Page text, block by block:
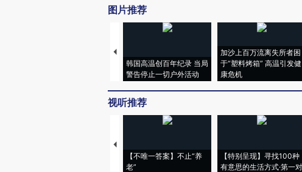
图片推荐
韩国高温创百年纪录 当局
警告停止一切户外活动
加沙上百万流离失所者困
于“塑料烤箱” 高温引发健
康危机
视听推荐
【不唯一答案】不止“养
老”
【特别呈现】寻找100种
有意思的生活方式·第一对